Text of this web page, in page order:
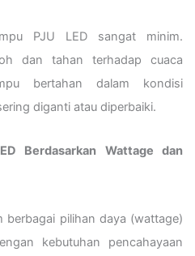
PJU LED sangat minim.
dan tahan terhadap cuaca
bertahan dalam kondisi
diganti atau diperbaiki.
Berdasarkan Wattage dan
berbagai pilihan daya (wattage)
kebutuhan pencahayaan